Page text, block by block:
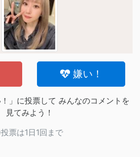
嫌い！
！」に投票して みんなのコメントを
見てみよう！
票は1日1回まで